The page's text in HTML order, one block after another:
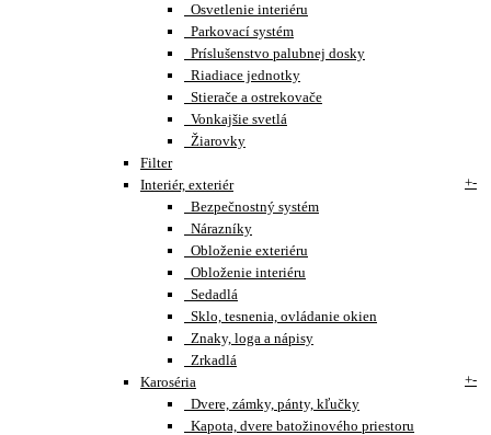
Osvetlenie interiéru
Parkovací systém
Príslušenstvo palubnej dosky
Riadiace jednotky
Stierače a ostrekovače
Vonkajšie svetlá
Žiarovky
Filter
Interiér, exteriér
+-
Bezpečnostný systém
Nárazníky
Obloženie exteriéru
Obloženie interiéru
Sedadlá
Sklo, tesnenia, ovládanie okien
Znaky, loga a nápisy
Zrkadlá
Karoséria
+-
Dvere, zámky, pánty, kľučky
Kapota, dvere batožinového priestoru